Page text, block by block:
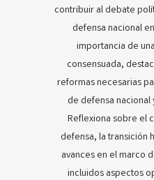
contribuir al debate
defensa nacional
importancia de
consensuada,
reformas necesarias
de defensa nacional
Reflexiona sobre el
defensa, la transición
avances en el marco
incluidos aspectos